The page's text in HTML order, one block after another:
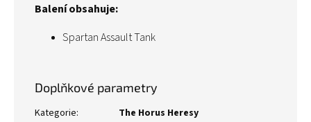
Balení obsahuje:
Spartan Assault Tank
Doplňkové parametry
Kategorie:
The Horus Heresy